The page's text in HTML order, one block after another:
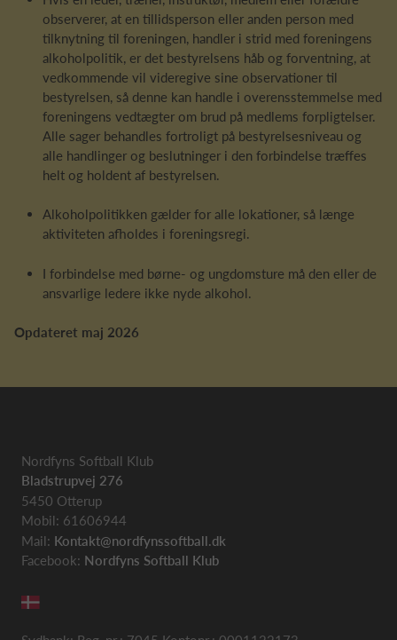
observerer, at en tillidsperson eller anden person med
tilknytning til foreningen, handler i strid med foreningens
alkoholpolitik, er det bestyrelsens håb og forventning, at
vedkommende vil videregive sine observationer til
bestyrelsen, så denne kan handle i overensstemmelse med
foreningens vedtægter om brud på medlems forpligtelser.
Alle sager behandles fortroligt på bestyrelsesniveau og
alle handlinger og beslutninger i den forbindelse træffes
helt og holdent af bestyrelsen.
Alkoholpolitikken gælder for alle lokationer, så længe
aktiviteten afholdes i foreningsregi.
I forbindelse med børne- og ungdomsture må den eller de
ansvarlige ledere ikke nyde alkohol.
Opdateret maj 2026
Nordfyns Softball Klub
Bladstrupvej 276
5450 Otterup
Mobil: 61606944
Mail: Kontakt@nordfynssoftball.dk
Facebook: Nordfyns Softball Klub